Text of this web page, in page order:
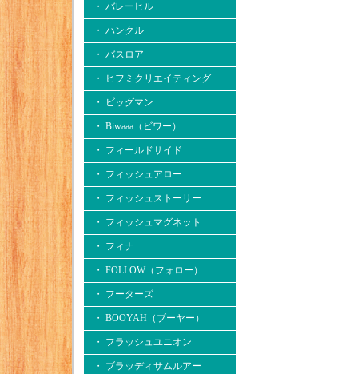
・ バレーヒル
・ ハンクル
・ バスロア
・ ヒフミクリエイティング
・ ビッグマン
・ Biwaaa（ビワー）
・ フィールドサイド
・ フィッシュアロー
・ フィッシュストーリー
・ フィッシュマグネット
・ フィナ
・ FOLLOW（フォロー）
・ フーターズ
・ BOOYAH（ブーヤー）
・ フラッシュユニオン
・ ブラッディサムルアー